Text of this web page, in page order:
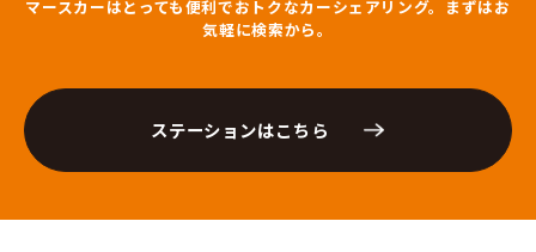
マースカーはとっても便利でおトクなカーシェアリング。まずはお
気軽に検索から。
ステーションはこちら